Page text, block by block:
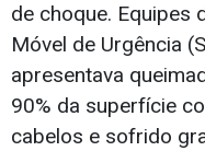
de choque. Equipes
Móvel de Urgência
apresentava
90% da superfície
cabelos e sofrido